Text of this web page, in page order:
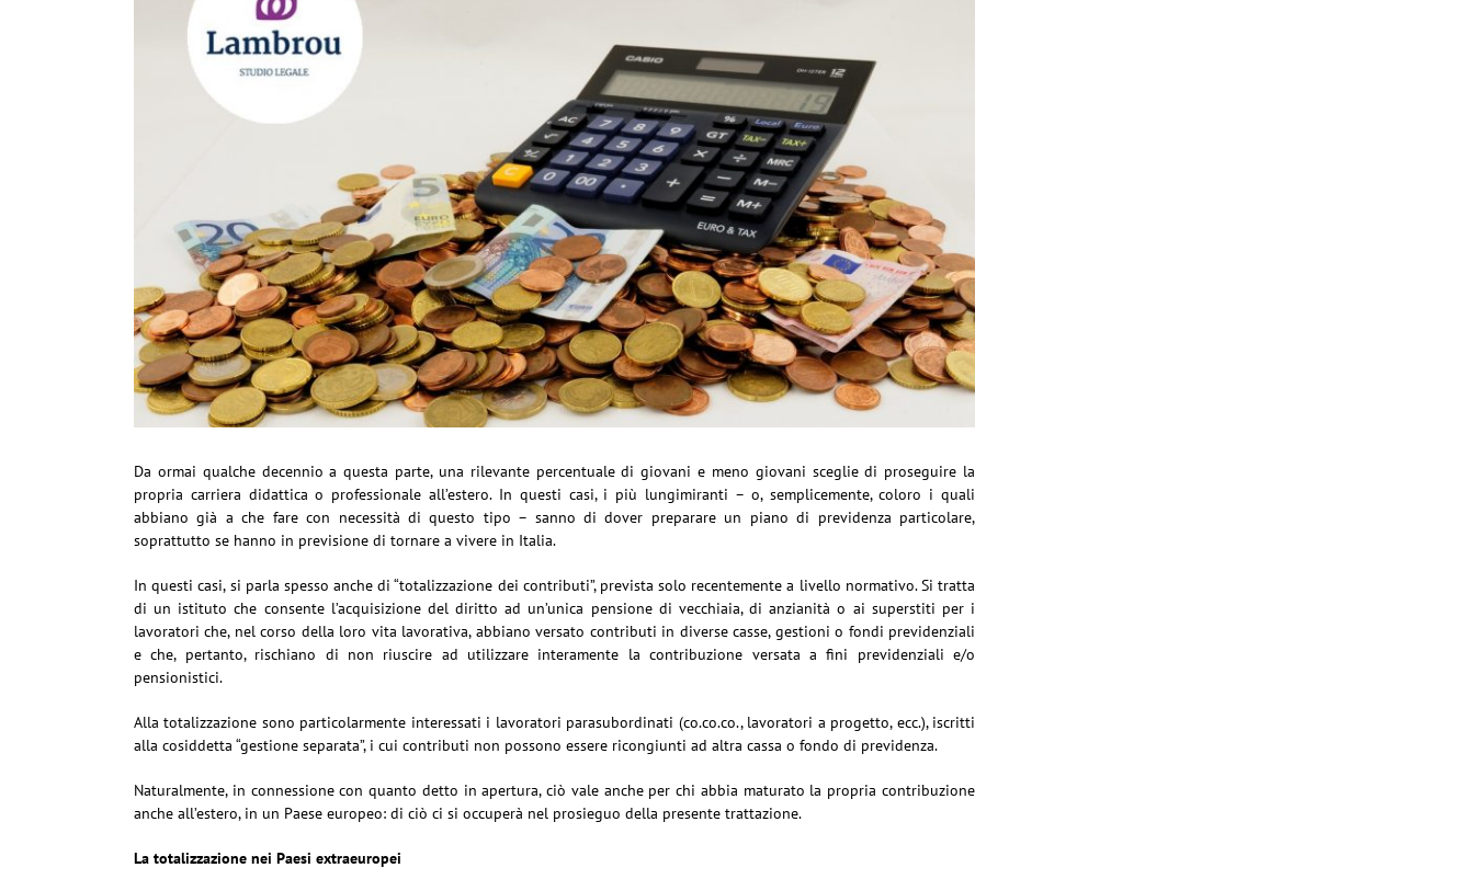
Da ormai qualche decennio a questa parte, una rilevante percentuale di giovani e meno giovani sceglie di proseguire la
propria carriera didattica o professionale all’estero. In questi casi, i più lungimiranti – o, semplicemente, coloro i quali
abbiano già a che fare con necessità di questo tipo – sanno di dover preparare un piano di previdenza particolare,
soprattutto se hanno in previsione di tornare a vivere in Italia.
In questi casi, si parla spesso anche di “totalizzazione dei contributi”, prevista solo recentemente a livello normativo. Si tratta
di un istituto che consente l’acquisizione del diritto ad un’unica pensione di vecchiaia, di anzianità o ai superstiti per i
lavoratori che, nel corso della loro vita lavorativa, abbiano versato contributi in diverse casse, gestioni o fondi previdenziali
e che, pertanto, rischiano di non riuscire ad utilizzare interamente la contribuzione versata a fini previdenziali e/o
pensionistici.
Alla totalizzazione sono particolarmente interessati i lavoratori parasubordinati (co.co.co., lavoratori a progetto, ecc.), iscritti
alla cosiddetta “gestione separata”, i cui contributi non possono essere ricongiunti ad altra cassa o fondo di previdenza.
Naturalmente, in connessione con quanto detto in apertura, ciò vale anche per chi abbia maturato la propria contribuzione
anche all’estero, in un Paese europeo: di ciò ci si occuperà nel prosieguo della presente trattazione.
La totalizzazione nei Paesi extraeuropei